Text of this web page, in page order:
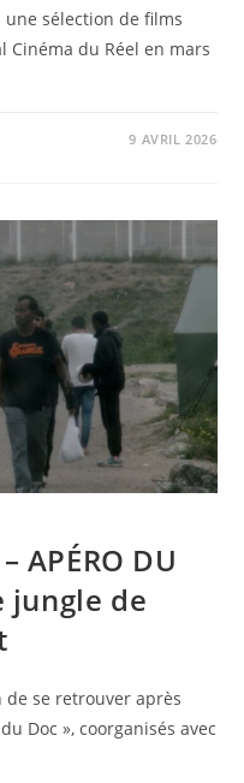
une sélection de films
Cinéma du Réel en mars
9 AVRIL 2026
APÉRO DU
jungle de
de se retrouver après
Doc », coorganisés avec